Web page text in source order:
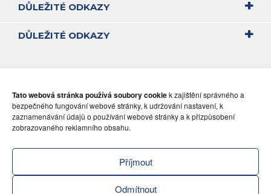
Tato webová stránka používá soubory cookiek zajištění správného a
bezpečného fungování webové stránky, k udržování nastavení, k
zaznamenávání údajů o používání webové stránky a k přizpůsobení
zobrazovaného reklamního obsahu.
Příjmout
Odmítnout
DŮLEŽITÉ ODKAZY
DŮLEŽITÉ ODKAZY